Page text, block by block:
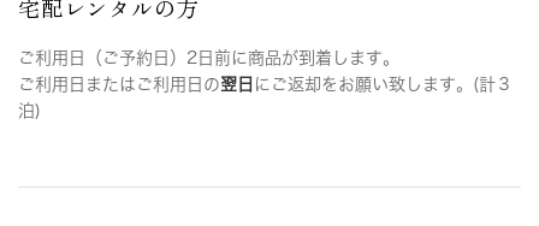
宅配レンタルの方
ご利用日（ご予約日）2日前に商品が到着します。
ご利用日またはご利用日の翌日 にご返却をお願い致します。(計３
泊)